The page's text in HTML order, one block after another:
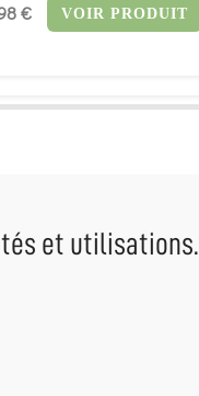
et utilisations.
€ VOIR PRODUIT